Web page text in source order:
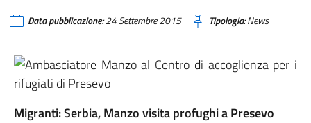
Data pubblicazione:24 Settembre 2015 Tipologia:News
Migranti: Serbia, Manzo visita profughi a Presevo